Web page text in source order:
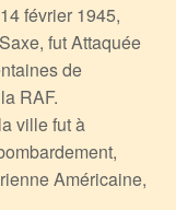
février 1945,
fut Attaquée
de
RAF.
ville fut à
Américaine,